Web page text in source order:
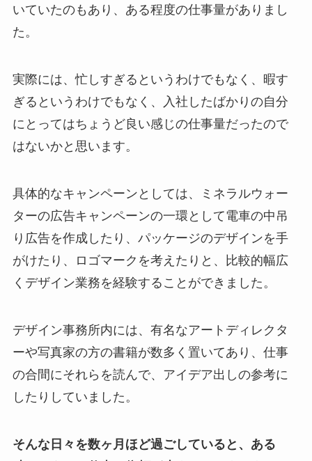
いていたのもあり、ある程度の仕事量がありまし
た。
実際には、忙しすぎるというわけでもなく、暇す
ぎるというわけでもなく、入社したばかりの自分
にとってはちょうど良い感じの仕事量だったので
はないかと思います。
具体的なキャンペーンとしては、ミネラルウォー
ターの広告キャンペーンの一環として電車の中吊
り広告を作成したり、パッケージのデザインを手
がけたり、ロゴマークを考えたりと、比較的幅広
くデザイン業務を経験することができました。
デザイン事務所内には、有名なアートディレクタ
ーや写真家の方の書籍が数多く置いてあり、仕事
の合間にそれらを読んで、アイデア出しの参考に
したりしていました。
そんな日々を数ヶ月ほど過ごしていると、ある